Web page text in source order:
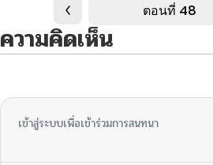
ตอนที่ 48
ความคิดเห็น
เข้าสู่ระบบเพื่อเข้าร่วมการสนทนา